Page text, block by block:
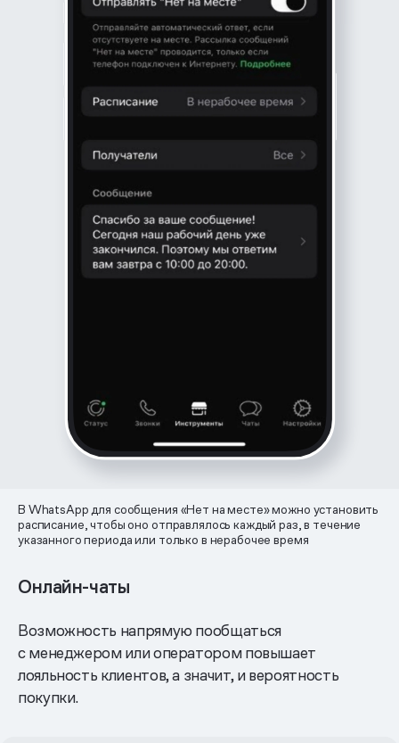
В WhatsApp для сообщения «Нет на месте» можно установить
расписание, чтобы оно отправлялось каждый раз, в течение
указанного периода или только в нерабочее время
Онлайн-чаты
Возможность напрямую пообщаться
с менеджером или оператором повышает
лояльность клиентов, а значит, и вероятность
покупки.